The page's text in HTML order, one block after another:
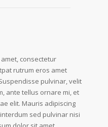
consectetur
rutrum eros amet
pulvinar, velit
ante tellus ornare mi, et
elit. Mauris adipiscing
sed pulvinar nisi